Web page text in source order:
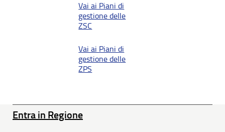
Vai ai Piani di
gestione delle
ZSC
Vai ai Piani di
gestione delle
ZPS
Entra in Regione